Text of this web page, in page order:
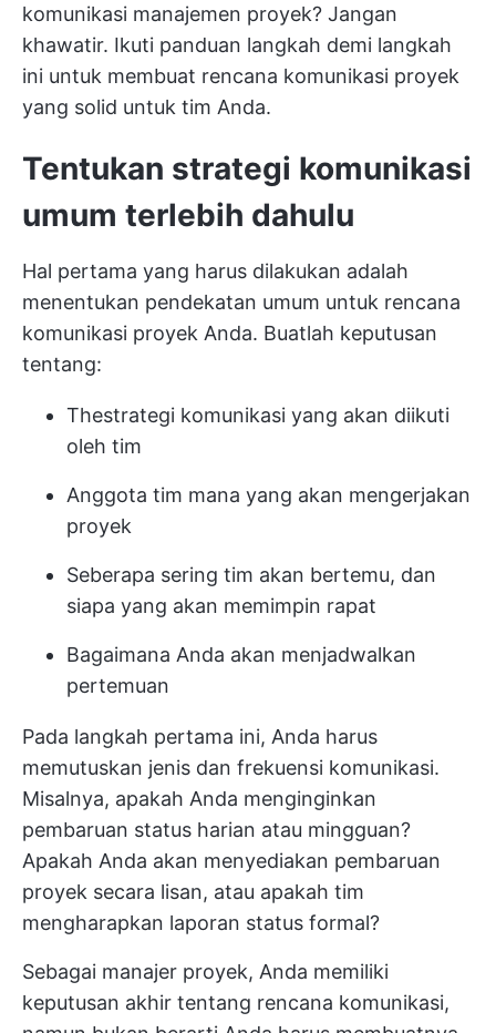
komunikasi manajemen proyek? Jangan
khawatir. Ikuti panduan langkah demi langkah
ini untuk membuat rencana komunikasi proyek
yang solid untuk tim Anda.
Tentukan strategi komunikasi
umum terlebih dahulu
Hal pertama yang harus dilakukan adalah
menentukan pendekatan umum untuk rencana
komunikasi proyek Anda. Buatlah keputusan
tentang:
Thestrategi komunikasi yang akan diikuti
oleh tim
Anggota tim mana yang akan mengerjakan
proyek
Seberapa sering tim akan bertemu, dan
siapa yang akan memimpin rapat
Bagaimana Anda akan menjadwalkan
pertemuan
Pada langkah pertama ini, Anda harus
memutuskan jenis dan frekuensi komunikasi.
Misalnya, apakah Anda menginginkan
pembaruan status harian atau mingguan?
Apakah Anda akan menyediakan pembaruan
proyek secara lisan, atau apakah tim
mengharapkan laporan status formal?
Sebagai manajer proyek, Anda memiliki
keputusan akhir tentang rencana komunikasi,